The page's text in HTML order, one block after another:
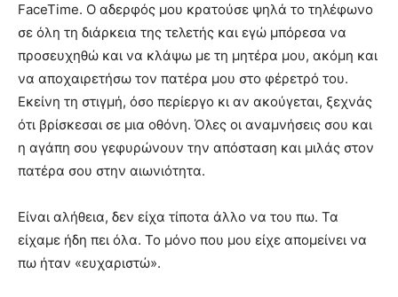
FaceTime. Ο αδερφός μου κρατούσε ψηλά το τηλέφωνο
σε όλη τη διάρκεια της τελετής και εγώ μπόρεσα να
προσευχηθώ και να κλάψω με τη μητέρα μου, ακόμη και
να αποχαιρετήσω τον πατέρα μου στο φέρετρό του.
Εκείνη τη στιγμή, όσο περίεργο κι αν ακούγεται, ξεχνάς
ότι βρίσκεσαι σε μια οθόνη. Όλες οι αναμνήσεις σου και
η αγάπη σου γεφυρώνουν την απόσταση και μιλάς στον
πατέρα σου στην αιωνιότητα.
Είναι αλήθεια, δεν είχα τίποτα άλλο να του πω. Τα
είχαμε ήδη πει όλα. Το μόνο που μου είχε απομείνει να
πω ήταν «ευχαριστώ».